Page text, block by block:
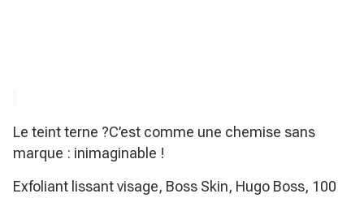
Le teint terne ?C’est comme une chemise sans
marque : inimaginable !
Exfoliant lissant visage, Boss Skin, Hugo Boss, 100